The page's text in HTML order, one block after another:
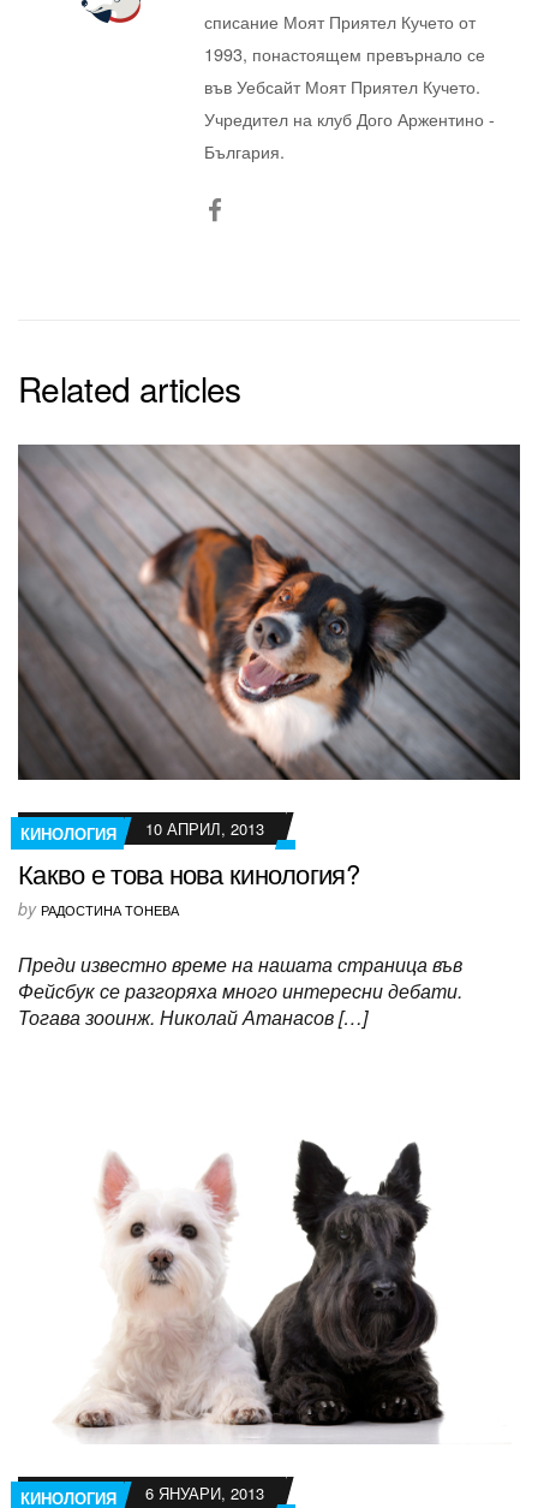
списание Моят Приятел Кучето от
1993, понастоящем превърнало се
във Уебсайт Моят Приятел Кучето.
Учредител на клуб Дого Аржентино -
България.
Related articles
КИНОЛОГИЯ 10 АПРИЛ, 2013
Какво е това нова кинология?
by РАДОСТИНА ТОНЕВА
Преди известно време на нашата страница във
Фейсбук се разгоряха много интересни дебати.
Тогава зооинж. Николай Атанасов […]
КИНОЛОГИЯ 6 ЯНУАРИ, 2013